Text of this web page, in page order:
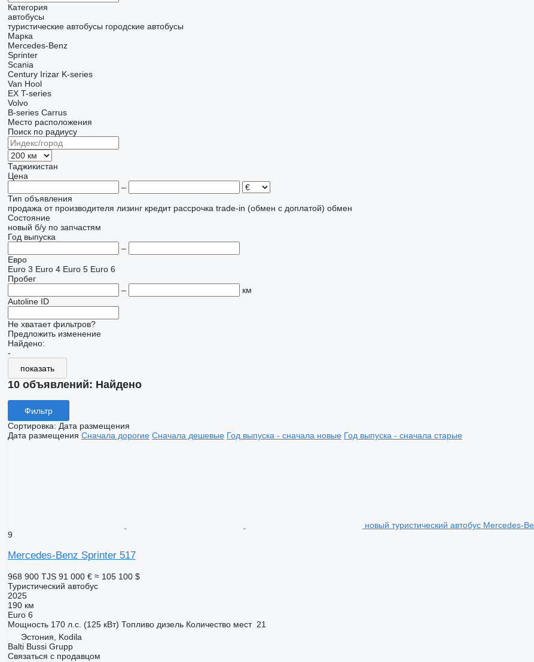
Категория
автобусы
туристические автобусы городские автобусы
Марка
Mercedes-Benz
Sprinter
Scania
Century Irizar K-series
Van Hool
EX T-series
Volvo
B-series Carrus
Место расположения
Поиск по радиусу
Таджикистан
Цена
–
Тип объявления
продажа от производителя лизинг кредит рассрочка trade-in (обмен с доплатой) обмен
Состояние
новый б/у по запчастям
Год выпуска
–
Евро
Euro 3 Euro 4 Euro 5 Euro 6
Пробег
–
км
Autoline ID
Не хватает фильтров?
Предложить изменение
Найдено:
-
показать
10 объявлений: Найдено
Фильтр
Сортировка: Дата размещения
Дата размещения Сначала дорогие Сначала дешевые Год выпуска - сначала новые Год выпуска - сначала старые
новый туристический автобус Mercedes-
9
Mercedes-Benz Sprinter 517
968 900 TJS 91 000 € ≈ 105 100 $
Туристический автобус
2025
190 км
Euro 6
Мощность 170 л.с. (125 кВт) Топливо дизель Количество мест 21
Эстония, Kodila
Balti Bussi Grupp
Связаться с продавцом